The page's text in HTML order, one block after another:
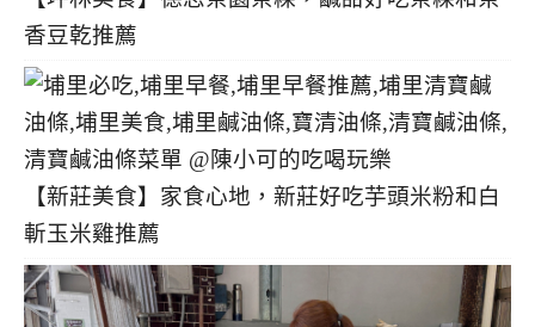
香豆乾推薦
【新莊美食】家食心地，新莊好吃芋頭米粉和白
斬玉米雞推薦